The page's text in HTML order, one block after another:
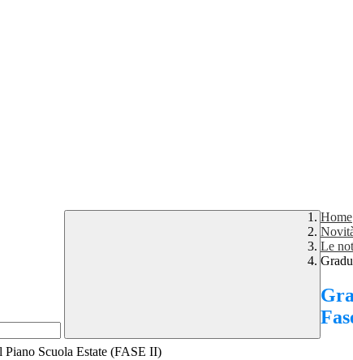
Home
Le
Scuola Estate (FASE II)